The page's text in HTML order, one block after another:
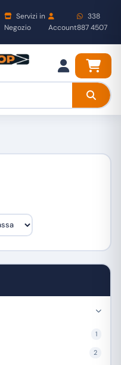
Servizi in
Negozio
Account
338
887 4507
1
2